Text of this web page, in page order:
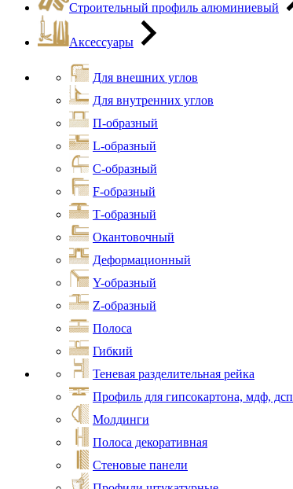
Строительный профиль алюминиевый
Аксессуары
Для внешних углов
Для внутренних углов
П-образный
L-образный
С-образный
F-образный
Т-образный
Окантовочный
Деформационный
Y-образный
Z-образный
Полоса
Гибкий
Теневая разделительная рейка
Профиль для гипсокартона, мдф, дсп
Молдинги
Полоса декоративная
Стеновые панели